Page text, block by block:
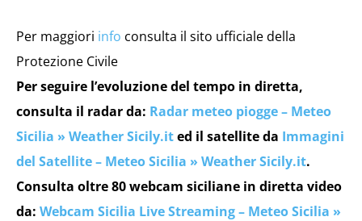
Per maggiori info consulta il sito ufficiale della
Protezione Civile
Per seguire l’evoluzione del tempo in diretta,
consulta il radar da: Radar meteo piogge – Meteo
Sicilia » Weather Sicily.ited il satellite da Immagini
del Satellite – Meteo Sicilia » Weather Sicily.it.
Consulta oltre 80 webcam siciliane in diretta video
da: Webcam Sicilia Live Streaming – Meteo Sicilia »